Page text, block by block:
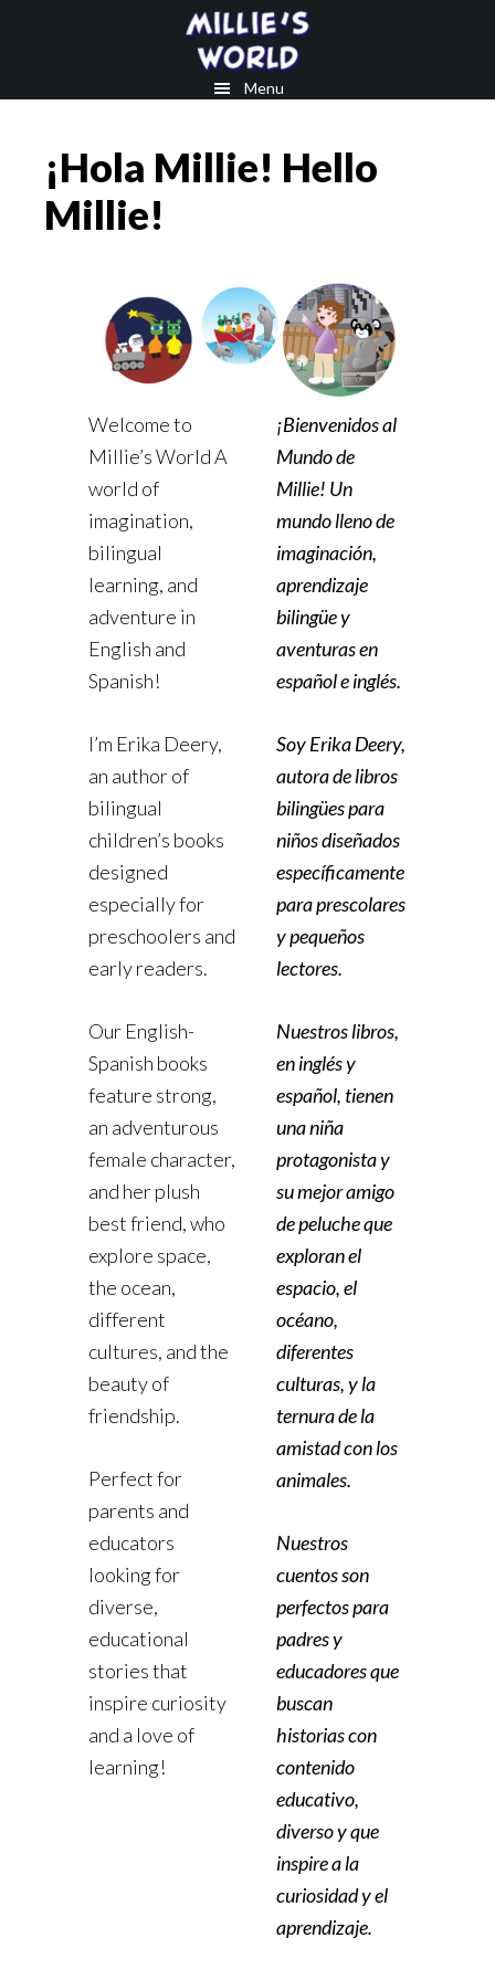
Menu
¡Hola Millie! Hello
Millie!
Welcome to
Millie’s World A
world of
imagination,
bilingual
learning, and
adventure in
English and
Spanish!
I’m Erika Deery,
an author of
bilingual
children’s books
designed
especially for
preschoolers and
early readers.
Our English-
Spanish books
feature strong,
an adventurous
female character,
and her plush
best friend, who
explore space,
the ocean,
different
cultures, and the
beauty of
friendship.
Perfect for
parents and
educators
looking for
diverse,
educational
stories that
inspire curiosity
and a love of
learning!
¡Bienvenidos al
Mundo de
Millie! Un
mundo lleno de
imaginación,
aprendizaje
bilingüe y
aventuras en
español e inglés.
Soy Erika Deery,
autora de libros
bilingües para
niños diseñados
específicamente
para prescolares
y pequeños
lectores.
Nuestros libros,
en inglés y
español, tienen
una niña
protagonista y
su mejor amigo
de peluche que
exploran el
espacio, el
océano,
diferentes
culturas, y la
ternura de la
amistad con los
animales.
Nuestros
cuentos son
perfectos para
padres y
educadores que
buscan
historias con
contenido
educativo,
diverso y que
inspire a la
curiosidad y el
aprendizaje.